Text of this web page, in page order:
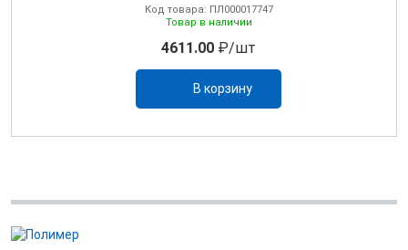
Код товара: ПЛ000017747
Товар в наличии
4611.00 ₽/шт
В корзину